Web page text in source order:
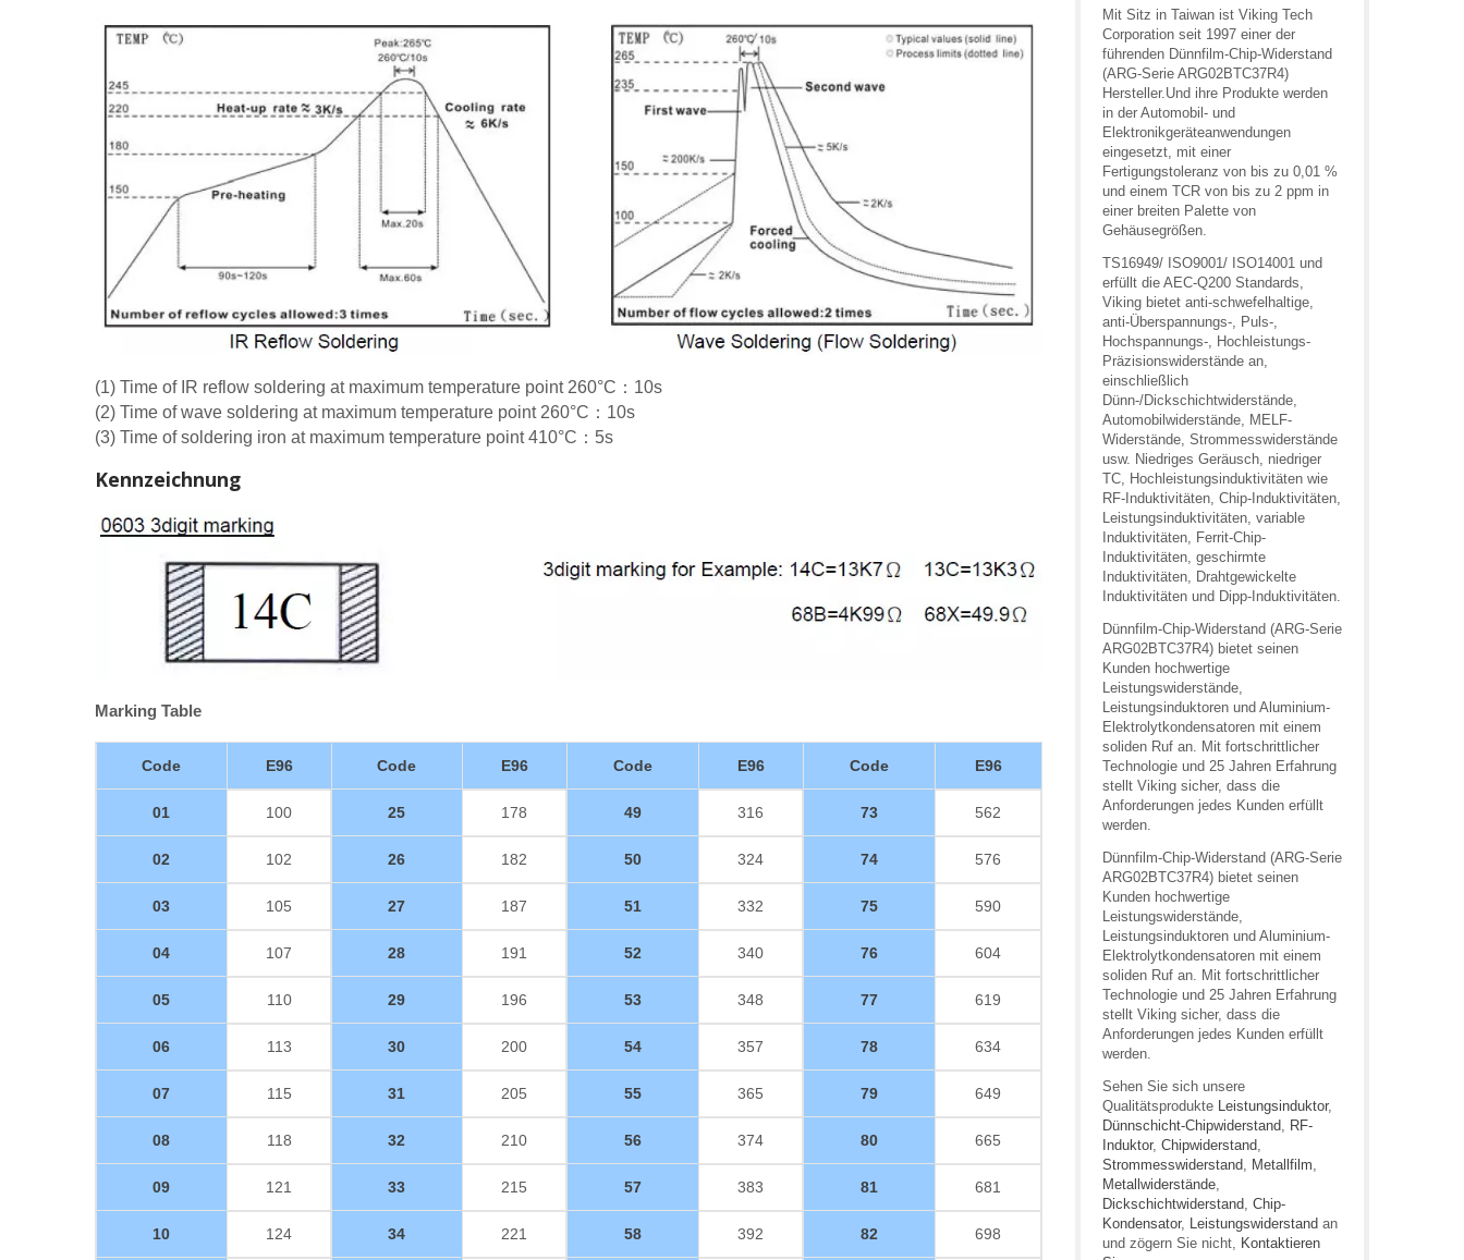
(1) Time of IR reflow soldering at maximum temperature point 260°C：10s
(2) Time of wave soldering at maximum temperature point 260°C：10s
(3) Time of soldering iron at maximum temperature point 410°C：5s
Kennzeichnung
Marking Table
Code E96 Code E96 Code E96 Code E96
01 100 25 178 49 316 73 562
02 102 26 182 50 324 74 576
03 105 27 187 51 332 75 590
04 107 28 191 52 340 76 604
05 110 29 196 53 348 77 619
06 113 30 200 54 357 78 634
07 115 31 205 55 365 79 649
08 118 32 210 56 374 80 665
09 121 33 215 57 383 81 681
10 124 34 221 58 392 82 698
Mit Sitz in Taiwan ist Viking Tech
Corporation seit 1997 einer der
führenden Dünnfilm-Chip-Widerstand
(ARG-Serie ARG02BTC37R4)
Hersteller.Und ihre Produkte werden
in der Automobil- und
Elektronikgeräteanwendungen
eingesetzt, mit einer
Fertigungstoleranz von bis zu 0,01 %
und einem TCR von bis zu 2 ppm in
einer breiten Palette von
Gehäusegrößen.
TS16949/ ISO9001/ ISO14001 und
erfüllt die AEC-Q200 Standards,
Viking bietet anti-schwefelhaltige,
anti-Überspannungs-, Puls-,
Hochspannungs-, Hochleistungs-
Präzisionswiderstände an,
einschließlich
Dünn-/Dickschichtwiderstände,
Automobilwiderstände, MELF-
Widerstände, Strommesswiderstände
usw. Niedriges Geräusch, niedriger
TC, Hochleistungsinduktivitäten wie
RF-Induktivitäten, Chip-Induktivitäten,
Leistungsinduktivitäten, variable
Induktivitäten, Ferrit-Chip-
Induktivitäten, geschirmte
Induktivitäten, Drahtgewickelte
Induktivitäten und Dipp-Induktivitäten.
Dünnfilm-Chip-Widerstand (ARG-Serie
ARG02BTC37R4) bietet seinen
Kunden hochwertige
Leistungswiderstände,
Leistungsinduktoren und Aluminium-
Elektrolytkondensatoren mit einem
soliden Ruf an. Mit fortschrittlicher
Technologie und 25 Jahren Erfahrung
stellt Viking sicher, dass die
Anforderungen jedes Kunden erfüllt
werden.
Dünnfilm-Chip-Widerstand (ARG-Serie
ARG02BTC37R4) bietet seinen
Kunden hochwertige
Leistungswiderstände,
Leistungsinduktoren und Aluminium-
Elektrolytkondensatoren mit einem
soliden Ruf an. Mit fortschrittlicher
Technologie und 25 Jahren Erfahrung
stellt Viking sicher, dass die
Anforderungen jedes Kunden erfüllt
werden.
Sehen Sie sich unsere
Qualitätsprodukte Leistungsinduktor,
Dünnschicht-Chipwiderstand, RF-
Induktor, Chipwiderstand,
Strommesswiderstand, Metallfilm,
Metallwiderstände,
Dickschichtwiderstand, Chip-
Kondensator, Leistungswiderstand an
und zögern Sie nicht, Kontaktieren